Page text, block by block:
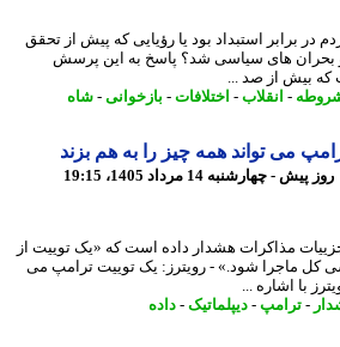
استبداد بود یا رؤیایی که پیش از تحقق
های سیاسی شد؟ پاسخ به این پرسش
از صد ...
-انقلاب-اختلافات-بازخوانی- شاه
می تواند همه چیز را به هم بزند
مذاکرات هشدار داده است که «یک توییت از
ماجرا شود.» - رویترز: یک توییت ترامپ می
اشاره ...
ترامپ -دیپلماتیک-داده